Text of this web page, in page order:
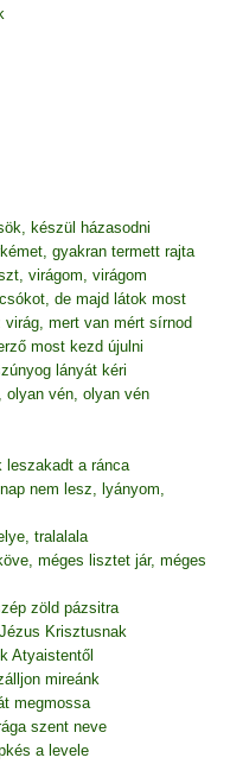
készül házasodni
gyakran termett rajta
virágom, virágom
de majd látok most
mert van mért sírnod
most kezd újulni
lányát kéri
olyan vén, olyan vén
leszakadt a ránca
nem lesz, lyányom,
tralalala
méges lisztet jár, méges
zöld pázsitra
Krisztusnak
Atyaistentől
mireánk
megmossa
szent neve
a levele